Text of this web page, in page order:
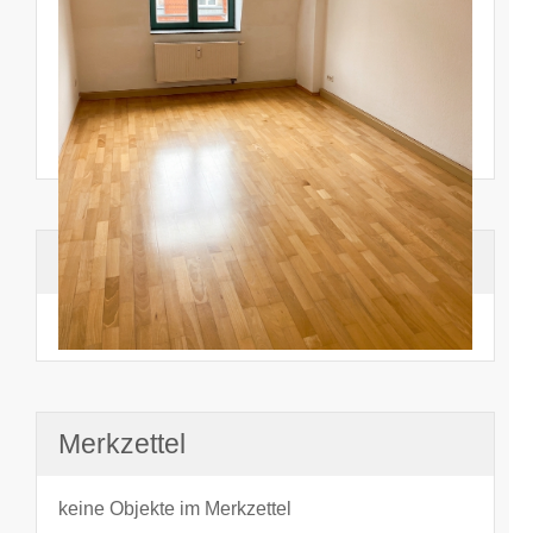
Suchhistorie
noch nichts angesehen
Merkzettel
keine Objekte im Merkzettel